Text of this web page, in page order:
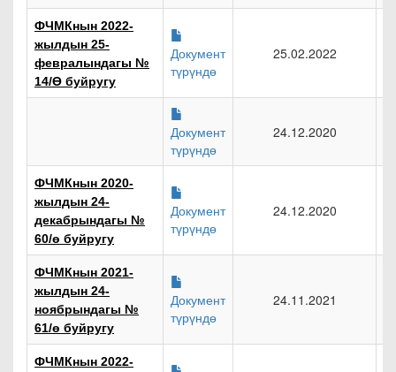
ФЧМКнын 2022-
жылдын 25-
февралындагы №
14/Ө буйругу
Документ
түрүндө
25.02.2022
Документ
түрүндө
24.12.2020
ФЧМКнын 2020-
жылдын 24-
декабрындагы №
60/ө буйругу
Документ
түрүндө
24.12.2020
ФЧМКнын 2021-
жылдын 24-
ноябрындагы №
61/ө буйругу
Документ
түрүндө
24.11.2021
ФЧМКнын 2022-